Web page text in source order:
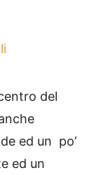
del
ed un po’
ed un